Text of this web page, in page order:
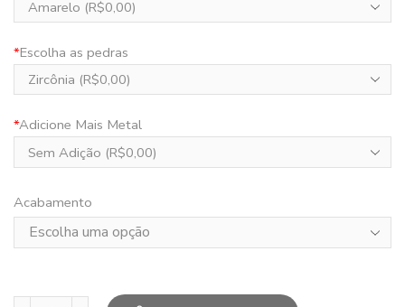
*Escolha as pedras
*Adicione Mais Metal
Acabamento